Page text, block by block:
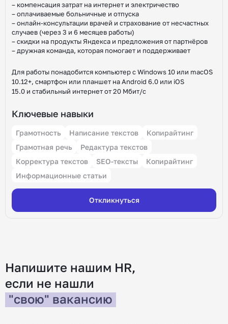
– компенсация затрат на интернет и электричество
– оплачиваемые больничные и отпуска
– онлайн-консультации врачей и страхование от несчастных
случаев (через 3 и 6 месяцев работы)
– скидки на продукты Яндекса и предложения от партнёров
– дружная команда, которая помогает и поддерживает
Для работы понадобится компьютер с Windows 10 или macOS
10.12+, смартфон или планшет на Android 6.0 или iOS
15.0 и стабильный интернет от 20 Мбит/с
Ключевые навыки
Грамотность Написание текстов
Копирайтинг
Грамотная речь
Редактура текстов
Корректура текстов
SEO-тексты
Копирайтинг
Информационные статьи
Откликнуться
Напишите нашим HR,
если не нашли
"свою" вакансию